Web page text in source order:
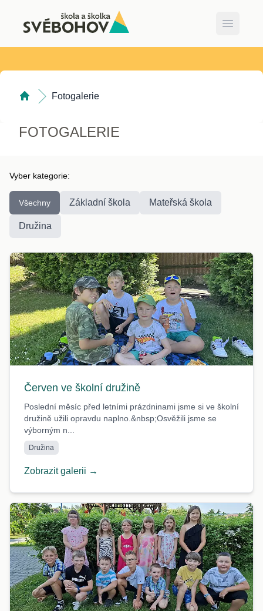
Open
Fotogalerie
FOTOGALERIE
Vyber kategorie:
Všechny Základní škola Mateřská škola
Družina
Červen ve školní družině
Poslední měsíc před letními prázdninami jsme si ve školní
družině užili opravdu naplno.&nbsp;Osvěžili jsme se
výborným n...
Družina
Zobrazit galerii →